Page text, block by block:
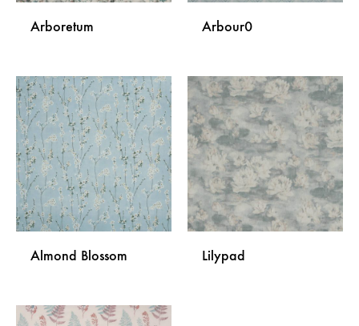
Arboretum
DODAJ
NA
LISTU
ŽELJA
Arbour0
NA
LISTU
ŽELJA
Almond Blossom
DODAJ
Lilypad